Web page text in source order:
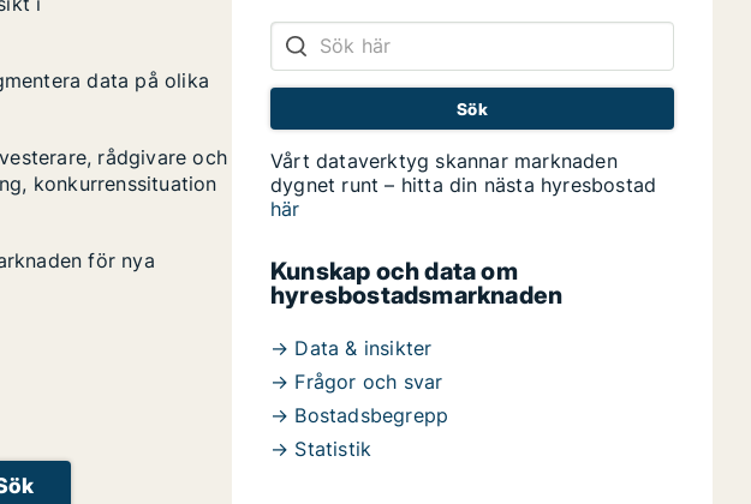
data på olika
rådgivare och
konkurrenssituation
för nya
Vårt dataverktyg skannar marknaden
dygnet runt – hitta din nästa hyresbostad
här
Kunskap och data om
hyresbostadsmarknaden
→ Data & insikter
→ Frågor och svar
→ Bostadsbegrepp
→ Statistik